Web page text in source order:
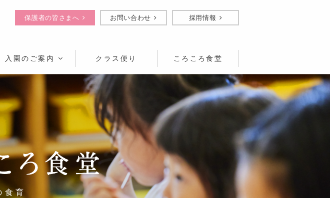
入園のご案内 クラス便り ころころ食堂
保護者の皆さまへ お問い合わせ 採用情報
食育